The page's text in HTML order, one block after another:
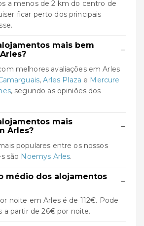
a menos de 2 km do centro de
ficar perto dos principais
mais bem
−
melhores avaliações em Arles
,Arles Plaza e Mercure
, segundo as opiniões dos
mais
Arles?
−
populares entre os nossos
são Noemys Arles.
médio dos alojamentos
−
noite em Arles é de 112€. Pode
a partir de 26€ por noite.